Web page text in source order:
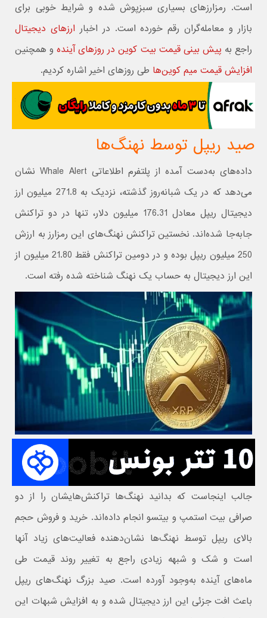
است. رمزارزهای بسیاری سبزپوش شده و شرایط خوبی برای
بازار و معامله‌گران رقم خورده است. در اخبار ارزهای دیجیتال
راجع به پیش بینی قیمت بیت کوین در روزهای آیندهو همچنین
افزایش قیمت میم کوین‌ها طی روزهای اخیر اشاره کردیم.
صید ریپل توسط نهنگ‌ها
داده‌های به‌دست آمده از پلتفرم اطلاعاتی Whale Alert نشان
می‌دهد که در یک شبانه‌روز گذشته، نزدیک به 271.8 میلیون ارز
دیجیتال ریپل معادل 176.31 میلیون دلار، تنها در دو تراکنش
جابه‌جا شده‌اند. نخستین تراکنش نهنگ‌‌های این رمزارز به ارزش
250 میلیون ریپل بوده و در دومین تراکنش فقط 21.80 میلیون از
این ارز دیجیتال به حساب یک نهنگ شناخته شده رفته است.
جالب اینجاست که بدانید نهنگ‌ها تراکنش‌هایشان را از دو
صرافی بیت استمپ و بیتسو انجام داده‌اند. خرید و فروش حجم
بالای ریپل توسط نهنگ‌ها نشان‌دهنده فعالیت‌های زیاد آنها
است و شک و شبهه زیادی راجع به تغییر روند قیمت طی
ماه‌های آینده به‌وجود آورده است. صید بزرگ نهنگ‌های ریپل
باعث افت جزئی این ارز دیجیتال شده و به افزایش شبهات این